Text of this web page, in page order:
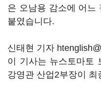
은 오남용 감소에 어느
붙였습니다.
신태현 기자
이 기사는 뉴스토마토
강영관 산업2부장이 최